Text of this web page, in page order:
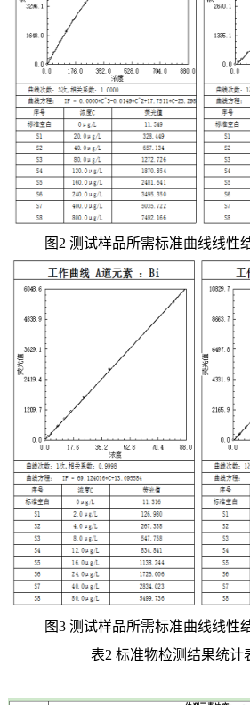
图2 测试样品所需标准曲线线性
图3 测试样品所需标准曲线线性
表2 标准物检测结果统计